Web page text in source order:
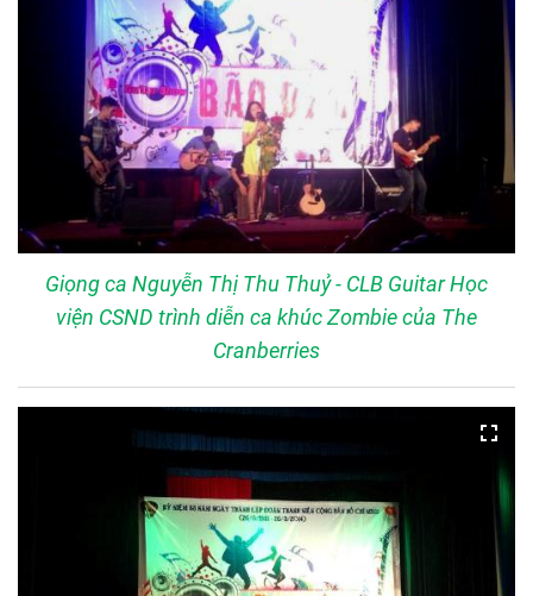
Giọng ca Nguyễn Thị Thu Thuỷ - CLB Guitar Học
viện CSND trình diễn ca khúc Zombie của The
Cranberries